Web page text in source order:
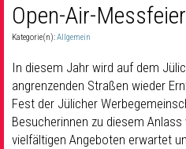
Gemeinschaft & Soziales
Musik& Kultur
Seelsorge & Kontakt
Open-Air-Messfeier
Kategorie(n):Allgemein
In diesem Jahr wird auf dem
angrenzenden Straßen wieder
Fest der Jülicher
Besucherinnen zu diesem
vielfältigen Angeboten erwartet